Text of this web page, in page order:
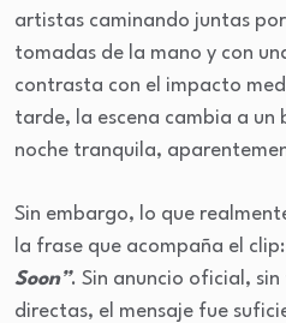
artistas caminando juntas
tomadas de la mano y con
contrasta con el impacto
tarde, la escena cambia a
noche tranquila,
Sin embargo, lo que
la frase que acompaña el clip:
Soon”. Sin anuncio oficial,
directas, el mensaje fue